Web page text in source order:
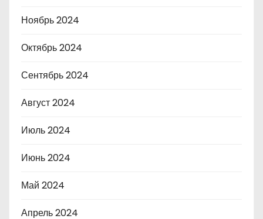
Ноябрь 2024
Октябрь 2024
Сентябрь 2024
Август 2024
Июль 2024
Июнь 2024
Май 2024
Апрель 2024